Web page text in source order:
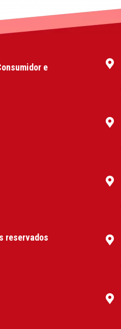
e
reservados